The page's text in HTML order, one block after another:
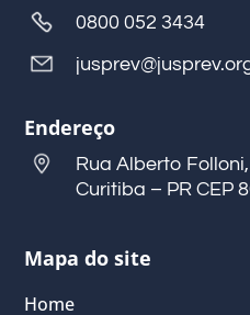
0800 052 3434
Endereço
Rua Alberto Folloni,
Curitiba – PR CEP
Mapa do site
Home